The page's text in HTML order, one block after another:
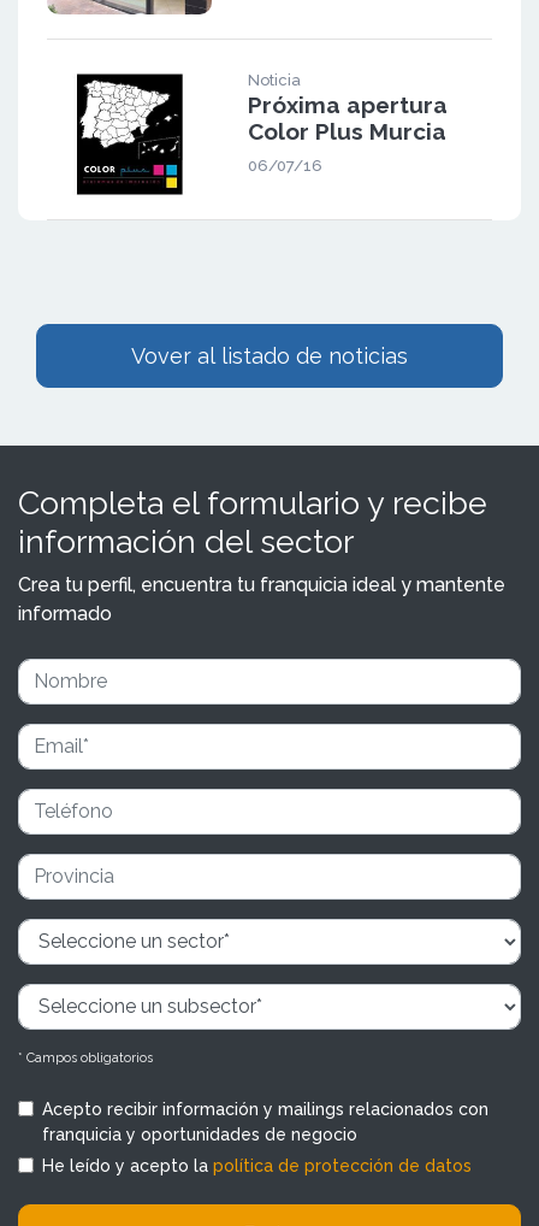
Noticia
Próxima apertura
Color Plus Murcia
06/07/16
Vover al listado de noticias
Completa el formulario y recibe
información del sector
Crea tu perfil, encuentra tu franquicia ideal y mantente
informado
* Campos obligatorios
Acepto recibir información y mailings relacionados con
franquicia y oportunidades de negocio
He leído y acepto la política de protección de datos